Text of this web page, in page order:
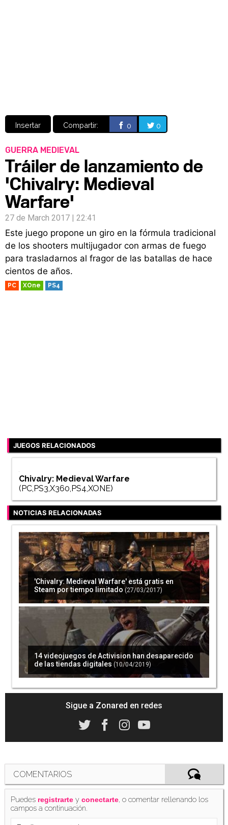
Insertar Compartir: 0 0
GUERRA MEDIEVAL
Tráiler de lanzamiento de
'Chivalry: Medieval
Warfare'
27 de March 2017 | 22:41
Este juego propone un giro en la fórmula tradicional
de los shooters multijugador con armas de fuego
para trasladarnos al fragor de las batallas de hace
cientos de años.
PC XOne PS4
JUEGOS RELACIONADOS
Chivalry: Medieval Warfare
(PC,PS3,X360,PS4,XONE)
NOTICIAS RELACIONADAS
'Chivalry: Medieval Warfare' está gratis en
Steam por tiempo limitado (27/03/2017)
14 videojuegos de Activision han desaparecido
de las tiendas digitales (10/04/2019)
Sigue a Zonared en redes
COMENTARIOS
Puedes registrarte yconectarte, o comentar rellenando los
campos a continuación.